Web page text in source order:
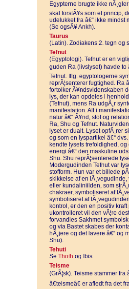
Egypterne brugte ikke nÃ¸gler
skal forstÃ¥s som et princip,
udelukket fra â€“ ikke mindst
(Se ogsÃ¥ Ankh).
Taurus
(Latin). Zodiakens 2. tegn og
Tefnut
(Egyptologi). Tefnut er en
guden Ra (livslyset) havde to
Tefnut. Iflg. egyptologerne
reprÃ¦senterer fugtighed. Ra
fortolker Ã¥ndsvidenskaben
lys, der kan opdeles i
(Tefnut), mens Ra udgÃ¸r
manifestation. Alt i
natur â€“ Ã¥nd, stof og
Ra, Shu og Tefnut.
lyset er dualt. Lyset opfÃ¸rer
og som en lyspartikel â€“
kendte lysets trefoldighed,
energi â€“ den maskuline
Shu. Shu reprÃ¦senterede
Modergudinden Tefnut var
stofform. Hun var et billede
skikkelse af en
eller kundaliniilden, som
chakraer, symboliseret af
symboliseret af
kontrol, er den en positiv
ukontrolleret vil den vÃ¦re
forvandles Sakhmet
og via Bastet skabes der
hÃ¸jere og det lavere â€“ og
Shu).
Tehuti
Se Thoth og Ibis.
Teisme
(GrÃ¦sk). Teisme stammer fra
â€teismeâ€ er afledt fra det